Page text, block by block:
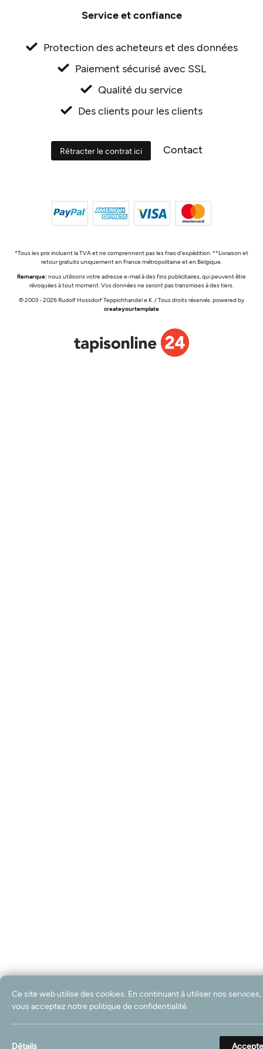
Service et confiance
Protection des acheteurs et des données
Paiement sécurisé avec SSL
Qualité du service
Des clients pour les clients
Rétracter le contrat ici Contact
*Tous les prix incluent la TVA et ne comprennent pas les frais d'expédition. **Livraison et
retour gratuits uniquement en France métropolitaine et en Belgique.
Remarque:nous utilisons votre adresse e-mail à des fins publicitaires, qui peuvent être
révoquées à tout moment. Vos données ne seront pas transmises à des tiers.
© 2003 - 2026 Rudolf Hossdorf Teppichhandel e.K. / Tous droits réservés. powered by
createyourtemplate
Ce site web utilise des cookies. En continuant à utiliser nos services,
vous acceptez notre politique de confidentialité.
Détails